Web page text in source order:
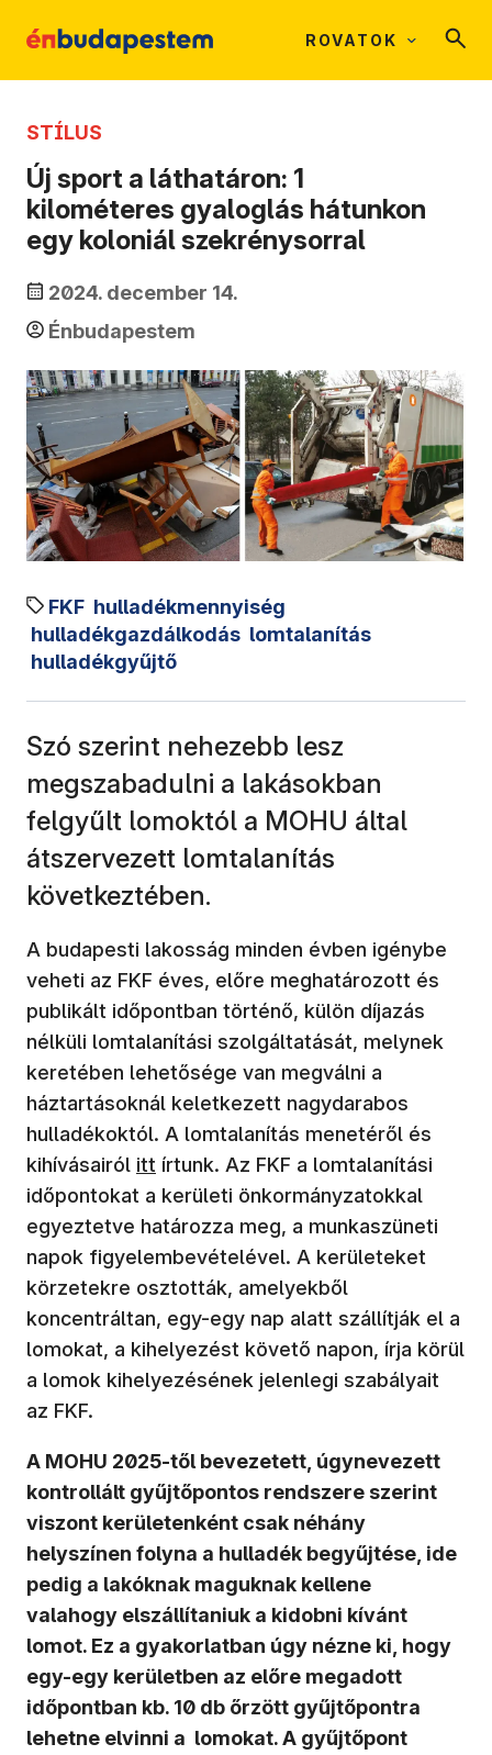
ROVATOK
STÍLUS
Új sport a láthatáron: 1
kilométeres gyaloglás hátunkon
egy koloniál szekrénysorral
2024. december 14.
Énbudapestem
FKF hulladékmennyiség
hulladékgazdálkodás lomtalanítás
hulladékgyűjtő
Szó szerint nehezebb lesz
megszabadulni a lakásokban
felgyűlt lomoktól a MOHU által
átszervezett lomtalanítás
következtében.
A budapesti lakosság minden évben igénybe
veheti az FKF éves, előre meghatározott és
publikált időpontban történő, külön díjazás
nélküli lomtalanítási szolgáltatását, melynek
keretében lehetősége van megválni a
háztartásoknál keletkezett nagydarabos
hulladékoktól. A lomtalanítás menetéről és
kihívásairól itt írtunk. Az FKF a lomtalanítási
időpontokat a kerületi önkormányzatokkal
egyeztetve határozza meg, a munkaszüneti
napok figyelembevételével. A kerületeket
körzetekre osztották, amelyekből
koncentráltan, egy-egy nap alatt szállítják el a
lomokat, a kihelyezést követő napon, írja körül
a lomok kihelyezésének jelenlegi szabályait
az FKF.
A MOHU 2025-től bevezetett, úgynevezett
kontrollált gyűjtőpontos rendszere szerint
viszont kerületenként csak néhány
helyszínen folyna a hulladék begyűjtése, ide
pedig a lakóknak maguknak kellene
valahogy elszállítaniuk a kidobni kívánt
lomot. Ez a gyakorlatban úgy nézne ki, hogy
egy-egy kerületben az előre megadott
időpontban kb. 10 db őrzött gyűjtőpontra
lehetne elvinni a lomokat. A gyűjtőpont